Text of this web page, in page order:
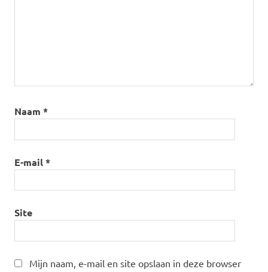
Naam *
E-mail*
Site
Mijn naam, e-mail en site opslaan in deze browser